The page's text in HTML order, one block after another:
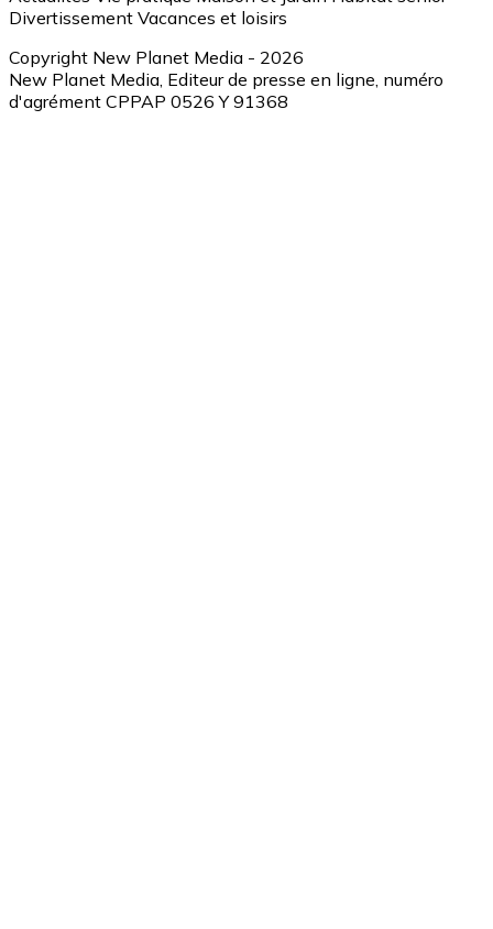
Divertissement Vacances et loisirs
Copyright New Planet Media - 2026
New Planet Media, Editeur de presse en ligne, numéro
d'agrément CPPAP 0526 Y 91368